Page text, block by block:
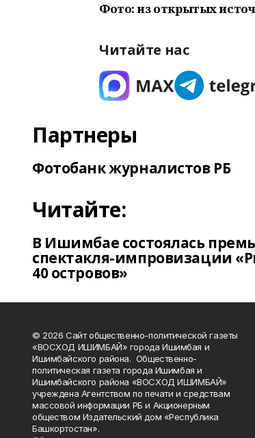
Фото: из открытых
Читайте нас
Партнеры
Фотобанк журналистов РБ
Читайте:
В Ишимбае состоялась
спектакля-импровизации
40 островов»
© 2026 Сайт общественно-политической газеты
«ВОСХОД ИШИМБАЙ» города Ишимбая и
Ишимбайского района. Общественно-
политическая газета города Ишимбая и
Ишимбайского района «ВОСХОД ИШИМБАЙ»
учреждена Агентством по печати и средствам
массовой информации РБ и Акционерным
обществом Издательский дом «Республика
Башкортостан».